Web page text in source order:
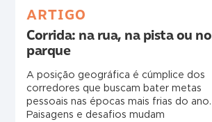
ARTIGO
Corrida: na rua, na pista ou no
parque
A posição geográfica é cúmplice dos
corredores que buscam bater metas
pessoais nas épocas mais frias do ano.
Paisagens e desafios mudam